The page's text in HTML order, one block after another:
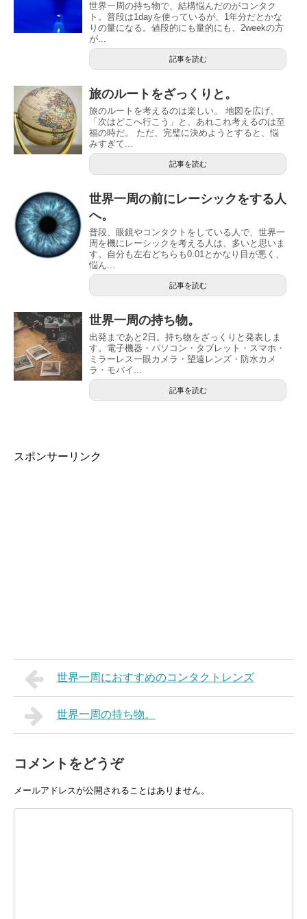
世界一周の持ち物で、結構悩んだのがコンタク
ト。普段は1dayを使っているが、1年分だとかな
りの量になる。値段的にも量的にも、2weekの方
が...
記事を読む
旅のルートをざっくりと。
旅のルートを考えるのは楽しい。 地図を広げ、
「次はどこへ行こう」と、あれこれ考えるのは至
福の時だ。 ただ、完璧に決めようとすると、悩
みすぎて...
記事を読む
世界一周の前にレーシックをする人
へ。
普段、眼鏡やコンタクトをしている人で、世界一
周を機にレーシックを考える人は、多いと思いま
す。自分も左右どちらも0.01とかなり目が悪く、
悩ん...
記事を読む
世界一周の持ち物。
出発まであと2日。持ち物をざっくりと発表しま
す。電子機器・パソコン・タブレット・スマホ・
ミラーレス一眼カメラ・望遠レンズ・防水カメ
ラ・モバイ...
記事を読む
スポンサーリンク
世界一周におすすめのコンタクトレンズ
世界一周の持ち物。
コメントをどうぞ
メールアドレスが公開されることはありません。